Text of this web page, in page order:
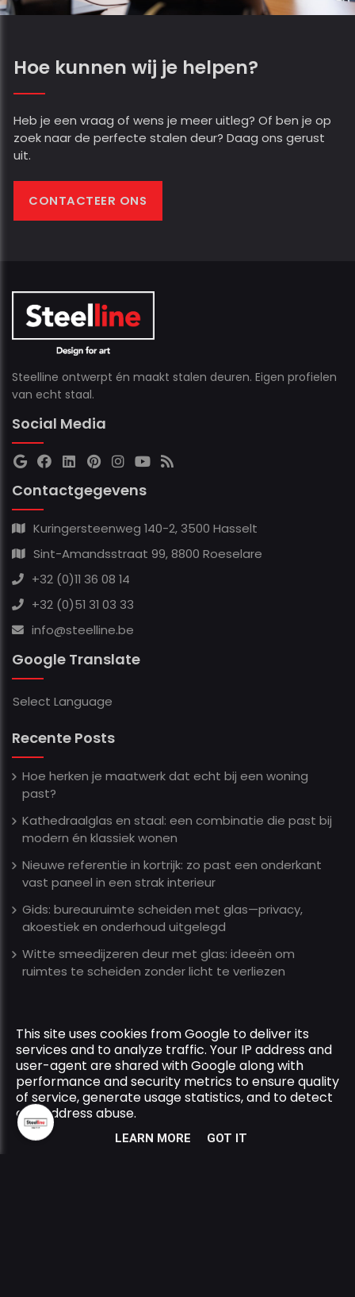
Hoe kunnen wij je helpen?
Heb je een vraag of wens je meer uitleg? Of ben je op
zoek naar de perfecte stalen deur? Daag ons gerust
uit.
CONTACTEER ONS
Steelline ontwerpt én maakt stalen deuren. Eigen profielen
van echt staal.
Social Media
Contactgegevens
Kuringersteenweg 140-2, 3500 Hasselt
Sint-Amandsstraat 99, 8800 Roeselare
+32 (0)11 36 08 14
+32 (0)51 31 03 33
info@steelline.be
Google Translate
Select Language
Recente Posts
Hoe herken je maatwerk dat echt bij een woning
past?
Kathedraalglas en staal: een combinatie die past bij
modern én klassiek wonen
Nieuwe referentie in kortrijk: zo past een onderkant
vast paneel in een strak interieur
Gids: bureauruimte scheiden met glas—privacy,
akoestiek en onderhoud uitgelegd
Witte smeedijzeren deur met glas: ideeën om
ruimtes te scheiden zonder licht te verliezen
Copyright © 2026 Steelline All Rights Reserved.
Privacy & Cookies| UP-TO-DATE WebDesign
This site uses cookies from Google to deliver its
services and to analyze traffic. Your IP address and
user-agent are shared with Google along with
performance and security metrics to ensure quality
of service, generate usage statistics, and to detect
and address abuse.
LEARN MORE GOT IT